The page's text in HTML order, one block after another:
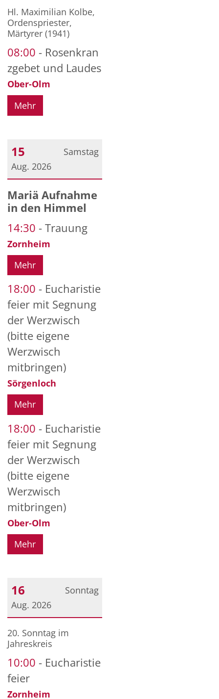
Datum: 14. August 2026
Hl. Maximilian Kolbe,
Ordenspriester,
Märtyrer (1941)
08:00
Rosenkran
zgebet und Laudes
Ober-Olm
Mehr
Samstag
15
Aug. 2026
Datum: 15. August 2026
Mariä Aufnahme
in den Himmel
14:30
Trauung
Zornheim
Mehr
18:00
Eucharistie
feier mit Segnung
der Werzwisch
(bitte eigene
Werzwisch
mitbringen)
Sörgenloch
Mehr
18:00
Eucharistie
feier mit Segnung
der Werzwisch
(bitte eigene
Werzwisch
mitbringen)
Ober-Olm
Mehr
Sonntag
16
Aug. 2026
Datum: 16. August 2026
20. Sonntag im
Jahreskreis
10:00
Eucharistie
feier
Zornheim